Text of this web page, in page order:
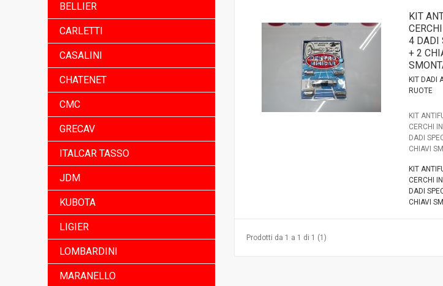
BELLIER
CARLETTI
CASALINI
CHATENET
CMC
GRECAV
ITALCAR TASSO
JDM
KUBOTA
LIGIER
LOMBARDINI
MARANELLO
KIT
4 DADI
+ 2
KIT DADI
RUOTE
KIT
CERCHI
DADI
CHIAVI
KIT
CERCHI
DADI
CHIAVI
Prodotti da 1 a 1 di 1 (1)